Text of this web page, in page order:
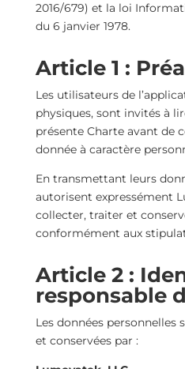
2016/679) et la loi
du 6 janvier 1978.
Article 1 :
Les utilisateurs de
physiques, sont invités à
présente Charte avant de
donnée à caractère
En transmettant leurs
autorisent expressément
collecter, traiter et
conformément aux
Article 2 :
responsable
Les données personnelles
et conservées par :